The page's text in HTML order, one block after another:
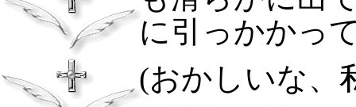
に引っかかっ
(おかしいな、